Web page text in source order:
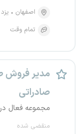
اصفهان
یزد
تمام وقت
مدیر فروش
صادراتی
مجموعه فعال
منقضی شده